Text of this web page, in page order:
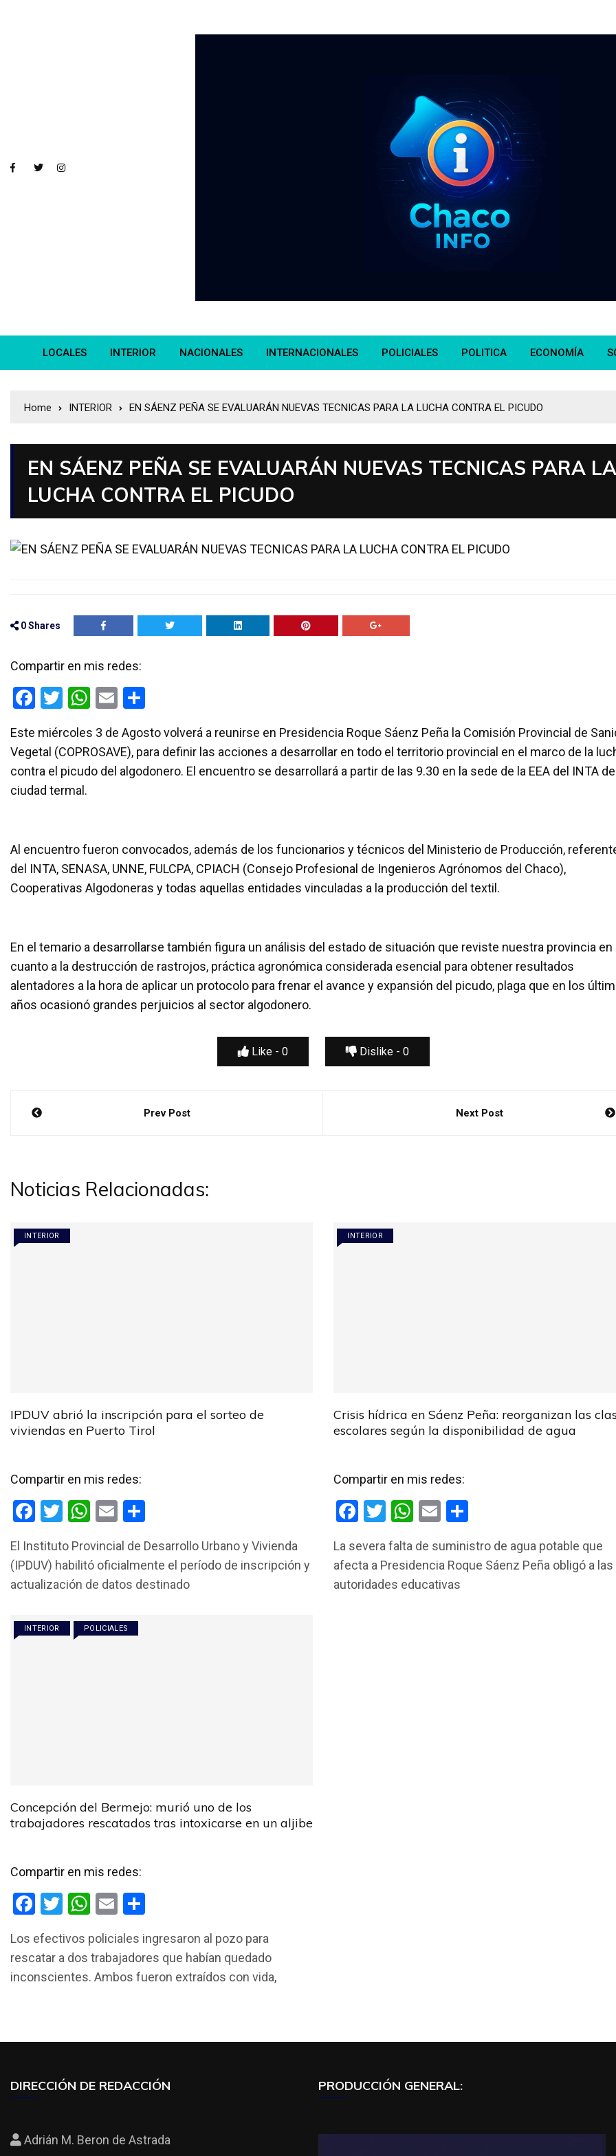
LOCALES INTERIOR NACIONALES INTERNACIONALES POLICIALES POLITICA ECONOMÍA
Home INTERIOR EN SÁENZ PEÑA SE EVALUARÁN NUEVAS TECNICAS PARA LA LUCHA CONTRA EL PICUDO
EN SÁENZ PEÑA SE EVALUARÁN NUEVAS TECNICAS PARA LA
LUCHA CONTRA EL PICUDO
0Shares
Compartir en mis redes:
F
ce
b
o
T
tt
er
W
at
s
E
ail m
p
Este miércoles 3 de Agosto volverá a reunirse en Presidencia Roque Sáenz Peña la Comisión Provincial de
Vegetal (COPROSAVE), para definir las acciones a desarrollar en todo el territorio provincial en el marco de la
contra el picudo del algodonero. El encuentro se desarrollará a partir de las 9.30 en la sede de la EEA del INTA
ciudad termal.
Al encuentro fueron convocados, además de los funcionarios y técnicos del Ministerio de Producción,
del INTA, SENASA, UNNE, FULCPA, CPIACH (Consejo Profesional de Ingenieros Agrónomos del Chaco),
Cooperativas Algodoneras y todas aquellas entidades vinculadas a la producción del textil.
En el temario a desarrollarse también figura un análisis del estado de situación que reviste nuestra provincia en
cuanto a la destrucción de rastrojos, práctica agronómica considerada esencial para obtener resultados
alentadores a la hora de aplicar un protocolo para frenar el avance y expansión del picudo, plaga que en los
años ocasionó grandes perjuicios al sector algodonero.
Like - 0 Dislike - 0
Navegación
Prev Post Next Post
Noticias Relacionadas:
INTERIOR
IPDUV abrió la inscripción para el sorteo de
viviendas en Puerto Tirol
Compartir en mis redes:
F
ce
b
o
k
T
tt
er
W
at
s
p
p
E
ail m
p
El Instituto Provincial de Desarrollo Urbano y Vivienda
(IPDUV) habilitó oficialmente el período de inscripción y
actualización de datos destinado
INTERIOR
Crisis hídrica en Sáenz Peña: reorganizan las
escolares según la disponibilidad de agua
Compartir en mis redes:
F
ce
b
T
tt
er
W
at
s
E
ail m
p
La severa falta de suministro de agua potable que
afecta a Presidencia Roque Sáenz Peña obligó a las
autoridades educativas
INTERIOR POLICIALES
Concepción del Bermejo: murió uno de los
trabajadores rescatados tras intoxicarse en un aljibe
Compartir en mis redes:
F
ce
b
k
T
tt
er
W
at
s
p
E
ail m
p
Los efectivos policiales ingresaron al pozo para
rescatar a dos trabajadores que habían quedado
inconscientes. Ambos fueron extraídos con vida,
DIRECCIÓN DE REDACCIÓN
Adrián M. Beron de Astrada
PRODUCCIÓN GENERAL: